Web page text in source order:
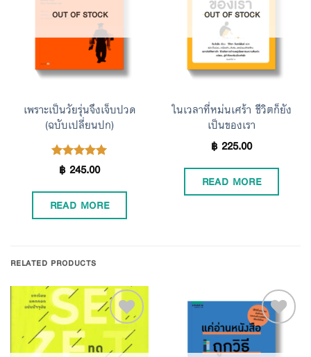
OUT OF STOCK
เพราะเป็นวัยรุ่นจึงเจ็บปวด
(ฉบับเปลี่ยนปก)
Rated5.00
฿245.00
READ MORE
OUT OF STOCK
ในเวลาที่หม่นเศร้า ชีวิตก็ยัง
เป็นของเรา
฿225.00
READ MORE
RELATED PRODUCTS